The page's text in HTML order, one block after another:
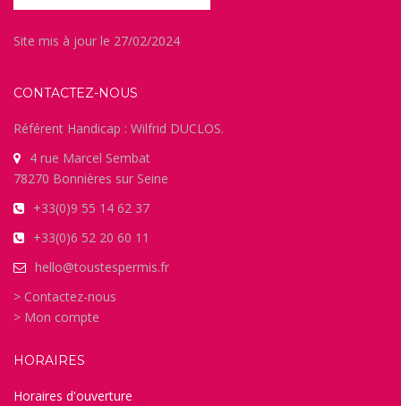
Site mis à jour le 27/02/2024
CONTACTEZ-NOUS
Référent Handicap : Wilfrid DUCLOS.
4 rue Marcel Sembat
78270 Bonnières sur Seine
+33(0)9 55 14 62 37
+33(0)6 52 20 60 11
hello@toustespermis.fr
> Contactez-nous
> Mon compte
HORAIRES
Horaires d'ouverture